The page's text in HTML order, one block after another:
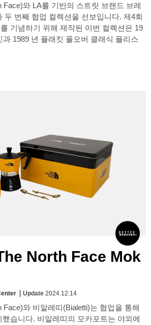
Face)와 LA를 기반의 스트릿 브랜드 브레
두 번째 협업 컬렉션을 선보입니다. 제4회
기념하기 위해 제작된 이번 컬렉션은 19
1989 년 플래킷 풀오버 클래식 플리스
North Face Mok
Update 2024.12.14
Face)와 비알레띠(Bialetti)는 협업을 통해
습니다. 비알레띠의 모카포트는 야외에